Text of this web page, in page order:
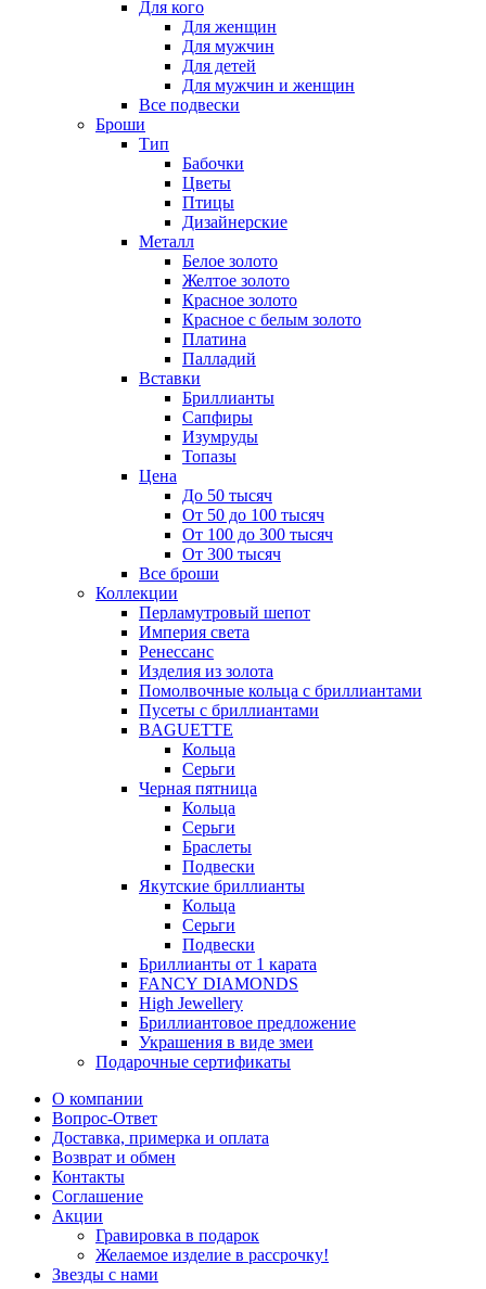
Для кого
Для женщин
Для мужчин
Для детей
Для мужчин и женщин
Все подвески
Броши
Тип
Бабочки
Цветы
Птицы
Дизайнерские
Металл
Белое золото
Желтое золото
Красное золото
Красное с белым золото
Платина
Палладий
Вставки
Бриллианты
Сапфиры
Изумруды
Топазы
Цена
До 50 тысяч
От 50 до 100 тысяч
От 100 до 300 тысяч
От 300 тысяч
Все броши
Коллекции
Перламутровый шепот
Империя света
Ренессанс
Изделия из золота
Помолвочные кольца с бриллиантами
Пусеты с бриллиантами
BAGUETTE
Кольца
Серьги
Черная пятница
Кольца
Серьги
Браслеты
Подвески
Якутские бриллианты
Кольца
Серьги
Подвески
Бриллианты от 1 карата
FANCY DIAMONDS
High Jewellery
Бриллиантовое предложение
Украшения в виде змеи
Подарочные сертификаты
О компании
Вопрос-Ответ
Доставка, примерка и оплата
Возврат и обмен
Контакты
Соглашение
Акции
Гравировка в подарок
Желаемое изделие в рассрочку!
Звезды с нами